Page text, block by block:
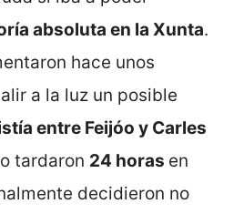
absoluta en la Xunta.
hace unos
a la luz un posible
entre Feijóo y Carles
tardaron 24 horas en
decidieron no